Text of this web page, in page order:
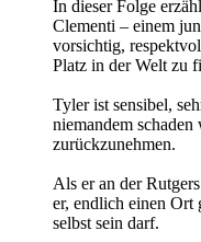
In dieser Folge
Clementi – einem
vorsichtig,
Platz in der Welt zu
Tyler ist sensibel,
niemandem
zurückzunehmen.
Als er an der
er, endlich einen Ort
selbst sein darf.